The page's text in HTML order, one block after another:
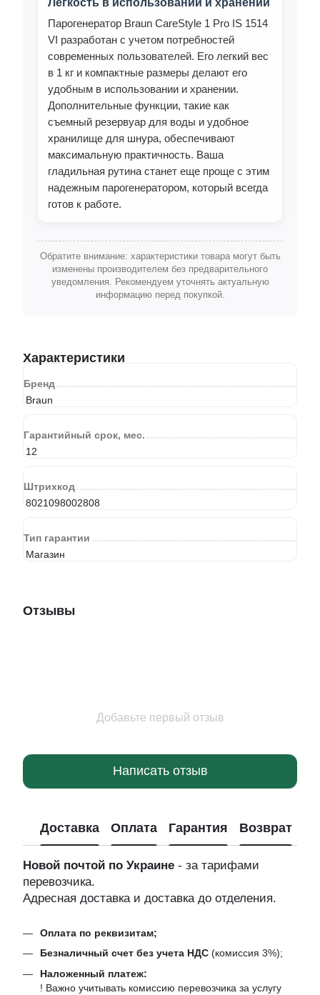
Парогенератор Braun CareStyle 1 Pro IS 1514
VI разработан с учетом потребностей
современных пользователей. Его легкий вес
в 1 кг и компактные размеры делают его
удобным в использовании и хранении.
Дополнительные функции, такие как
съемный резервуар для воды и удобное
хранилище для шнура, обеспечивают
максимальную практичность. Ваша
гладильная рутина станет еще проще с этим
надежным парогенератором, который всегда
готов к работе.
Обратите внимание: характеристики товара могут быть
изменены производителем без предварительного
уведомления. Рекомендуем уточнять актуальную
информацию перед покупкой.
Характеристики
Бренд
Braun
Гарантийный срок, мес.
12
Штрихкод
8021098002808
Тип гарантии
Магазин
Отзывы
Добавьте первый отзыв
Написать отзыв
Доставка Оплата Гарантия Возврат
Новой почтой по Украине - за тарифами
перевозчика.
Адресная доставка и доставка до отделения.
Оплата по реквизитам;
Безналичный счет без учета НДС (комиссия 3%);
Наложенный платеж:
! Важно учитывать комиссию перевозчика за услугу